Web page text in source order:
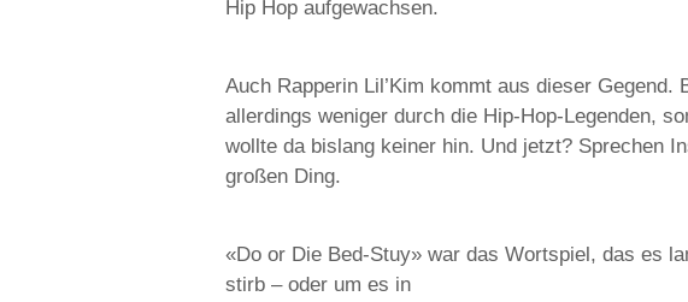
Hip Hop aufgewachsen.
Auch Rapperin Lil’Kim kommt aus dieser
allerdings weniger durch die Hip-Hop-Legenden,
wollte da bislang keiner hin. Und jetzt? Sprechen
großen Ding.
«Do or Die Bed-Stuy» war das Wortspiel, das es
stirb – oder um es in